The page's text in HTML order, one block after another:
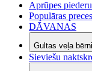
Aprūpes
Populāras preces
DĀVANAS
Gultas veļa
Sieviešu